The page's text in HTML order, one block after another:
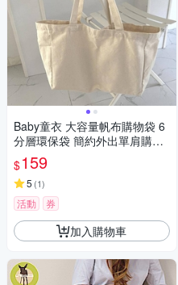
Baby童衣 大容量帆布購物袋 6
分層環保袋 簡約外出單肩購物
包 11672
$159
5 (1)
活動 券
加入購物車